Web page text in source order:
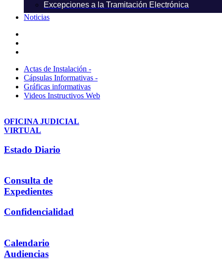
Excepciones a la Tramitación Electrónica
Noticias
Actas de Instalación -
Cápsulas Informativas -
Gráficas informativas
Videos Instructivos Web
OFICINA JUDICIAL
VIRTUAL
Estado Diario
Consulta de
Expedientes
Confidencialidad
Calendario
Audiencias